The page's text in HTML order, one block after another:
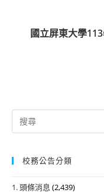
國立屏東大學
Search
for:
校務公告分類
1. 頭條消息 (2,439)